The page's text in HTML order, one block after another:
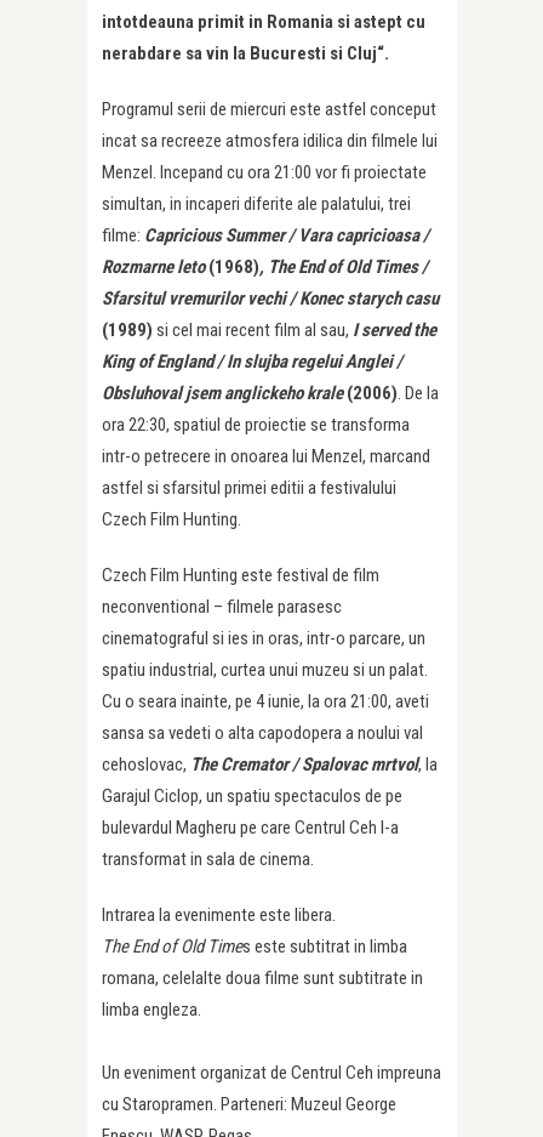
intotdeauna primit in Romania si astept cu
nerabdare sa vin la Bucuresti si Cluj“.
Programul serii de miercuri este astfel conceput
incat sa recreeze atmosfera idilica din filmele lui
Menzel. Incepand cu ora 21:00 vor fi proiectate
simultan, in incaperi diferite ale palatului, trei
filme: Capricious Summer / Vara capricioasa /
Rozmarne leto(1968), The End of Old Times /
Sfarsitul vremurilor vechi / Konec starych casu
(1989) si cel mai recent film al sau, I served the
King of England / In slujba regelui Anglei /
Obsluhoval jsem anglickeho krale(2006) . De la
ora 22:30, spatiul de proiectie se transforma
intr-o petrecere in onoarea lui Menzel, marcand
astfel si sfarsitul primei editii a festivalului
Czech Film Hunting.
Czech Film Hunting este festival de film
neconventional – filmele parasesc
cinematograful si ies in oras, intr-o parcare, un
spatiu industrial, curtea unui muzeu si un palat.
Cu o seara inainte, pe 4 iunie, la ora 21:00, aveti
sansa sa vedeti o alta capodopera a noului val
cehoslovac, The Cremator / Spalovac mrtvol, la
Garajul Ciclop, un spatiu spectaculos de pe
bulevardul Magheru pe care Centrul Ceh l-a
transformat in sala de cinema.
Intrarea la evenimente este libera.
The End of Old Times este subtitrat in limba
romana, celelalte doua filme sunt subtitrate in
limba engleza.
Un eveniment organizat de Centrul Ceh impreuna
cu Staropramen. Parteneri: Muzeul George